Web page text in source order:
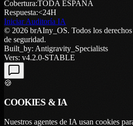
Cobertura:TODA ESPAÑA
Respuesta:<24H
Iniciar Auditoría IA
© 2026 brAIny_OS. Todos los
de seguridad.
Built_by: Antigravity_Specialists
Vers: v4.2.0-STABLE
🍪
COOKIES & IA
Nuestros agentes de IA usan cookies